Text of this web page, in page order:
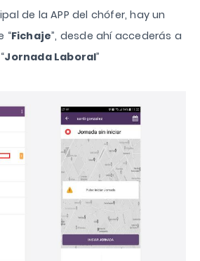
de la APP del chófer, hay un
“Fichaje”, desde ahí accederás a
Jornada Laboral”